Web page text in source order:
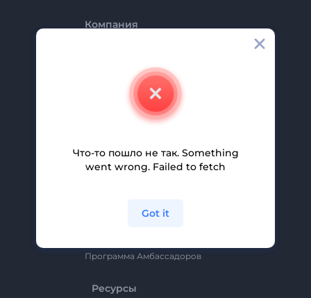
Компания
Свяжитесь С Нами
Помощь И Поддержка
Политика Конфиденциальности
Программа Амбассадоров
Ресурсы
Что-то пошло не так. Something
went wrong. Failed to fetch
Got it